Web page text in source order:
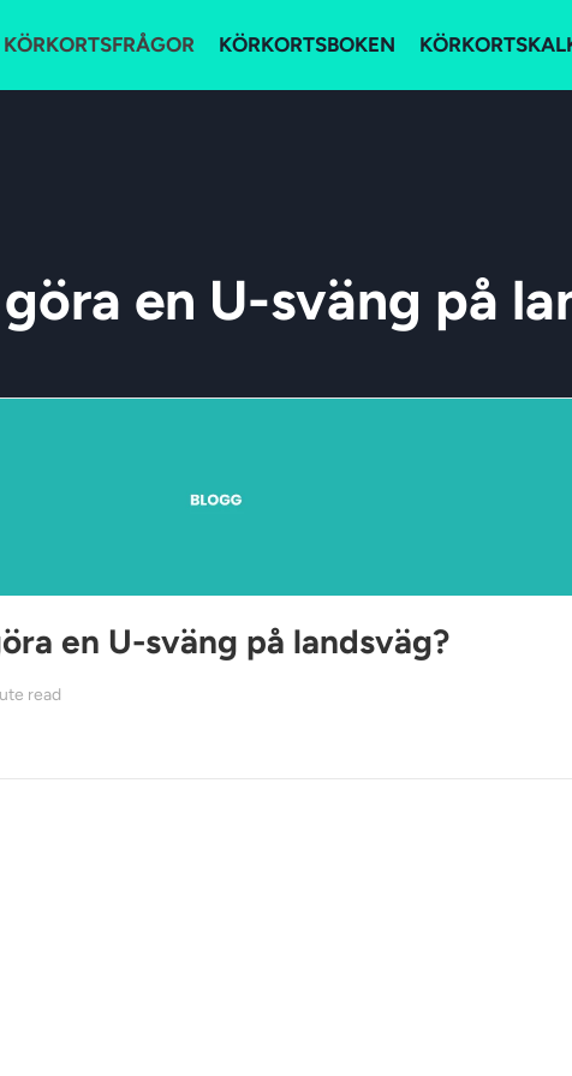
KÖRKORTSFRÅGOR KÖRKORTSBOKEN
en U-sväng på
en U-sväng på landsväg?
read